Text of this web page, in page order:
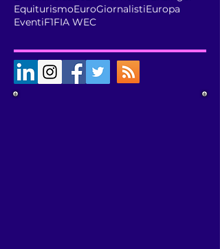
EquiturismoEuroGiornalistiEuropa
EventiF1FIA WEC